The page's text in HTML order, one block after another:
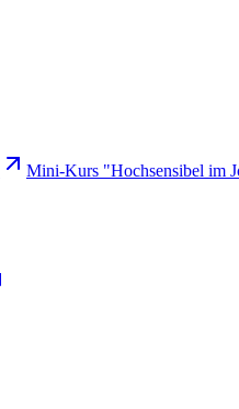
Mini-Kurs "Hochsensibel im